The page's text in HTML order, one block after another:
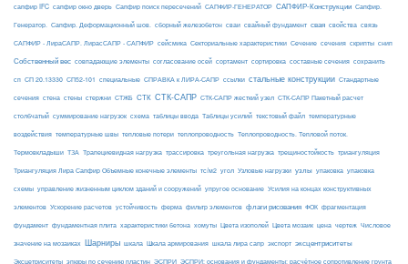
сапфир IFC сапфир окно дверь Сапфир поиск пересечений САПФИР-ГЕНЕРАТОР САПФИР-Конструкции Сапфир.
Генератор. Сапфир. Деформационный шов. сборный железобетон сваи свайный фундамент свая свойства связь
САПФИР - ЛираСАПР. ЛирасСАПР - САПФИР сейсмика Секториальные характеристики Сечение сечения скрипты снип
Собственный вес совпадающие элементы согласование осей сортамент сортировка составные сечения сохранить
сп СП 20.13330 СП52-101 специальные СПРАВКА к ЛИРА-САПР ссылки стальные конструкции Стандартные
сечения стена стены стержни СТЖБ СТК СТК-САПР СТК-САПР жесткий узел СТК-САПР Пакетный расчет
столбчатый суммирование нагрузок схема таблицы ввода Таблицы усилий текстовый файл температурные
воздействия температурные швы тепловые потери теплопроводность Теплопроводность. Тепловой поток.
Термовкладыши ТЗА Трапециевидная нагрузка трассировка треугольная нагрузка трещиностойкость триангуляция
Триангуляция Лира Сапфир Объемные конечные элементы тс/м2 угол Узловые нагрузки узлы упаковка упаковка
схемы управление жизненным циклом зданий и сооружений упругое основание Усилия на концах конструктивных
элементов Ускорение расчетов устойчивость ферма фильтр элементов флаги рисования ФОК фрагментация
фундамент фундаментная плита характеристики бетона хомуты Цвета изополей Цвета мозаик цена чертеж Числовое
значение на мозаиках Шарниры шкала Шкала армирования шкала лира сапр экспорт эксцентриситеты
Эксцетриситеты эпюры по сечению пластин ЭСПРИ ЭСПРИ; основания и фундаменты; расчётное сопротивление грунта